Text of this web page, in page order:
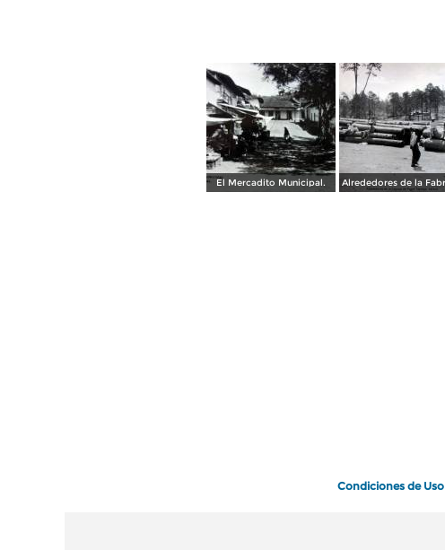
El Mercadito Municipal.
Condiciones de Uso